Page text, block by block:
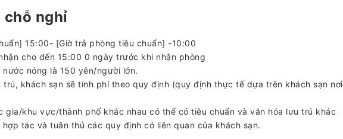
chỗ nghỉ
15:00- [Giờ trả phòng tiêu chuẩn] -10:00
cho đến 15:00 0 ngày trước khi nhận phòng
nóng là 150 yên/người lớn.
trú, khách sạn sẽ tính phí theo quy định (quy định thực tế dựa trên khách sạn nơi
gia/khu vực/thành phố khác nhau có thể có tiêu chuẩn và văn hóa lưu trú khác
hợp tác và tuân thủ các quy định có liên quan của khách sạn.